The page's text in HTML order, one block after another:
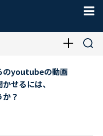
のyoutubeの動画
せるには、
？